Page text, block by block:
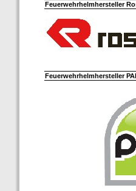
Feuerwehrhelmhersteller
Feuerwehrhelmhersteller